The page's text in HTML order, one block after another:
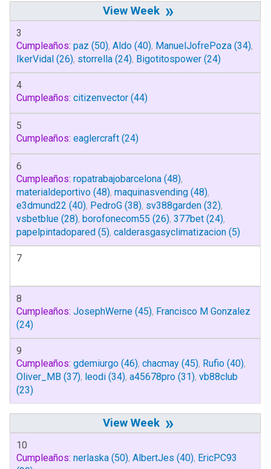
»
3
Cumpleaños: paz (50), Aldo (40), ManuelJofrePoza (34),
IkerVidal (26), storrella (24), Bigotitospower (24)
4
Cumpleaños: citizenvector (44)
5
Cumpleaños: eaglercraft (24)
6
Cumpleaños: ropatrabajobarcelona (48),
materialdeportivo (48), maquinasvending (48),
e3dmund22 (40), PedroG (38), sv388garden (32),
vsbetblue (28), borofonecom55 (26), 377bet (24),
papelpintadopared (5), calderasgasyclimatizacion (5)
7
8
Cumpleaños: JosephWerne (45), Francisco M Gonzalez
(24)
9
Cumpleaños: gdemiurgo (46), chacmay (45), Rufio (40),
Oliver_MB (37), leodi (34), a45678pro (31), vb88club
(23)
»
10
Cumpleaños: nerlaska (50), AlbertJes (40), EricPC93